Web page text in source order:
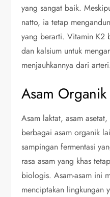
yang sangat baik.
natto, ia tetap
yang berarti. Vitamin K2
dan kalsium untuk
menjauhkannya dari
Asam Organik
Asam laktat, asam
berbagai asam organik
sampingan fermentasi
rasa asam yang khas
biologis. Asam-asam ini
menciptakan lingkungan